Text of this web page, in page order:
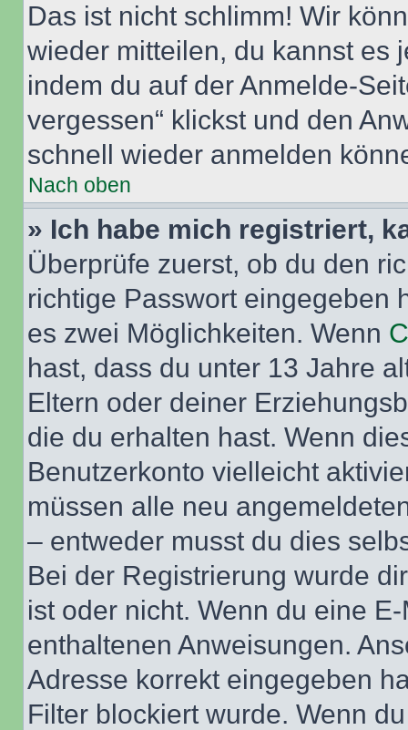
Das ist nicht schlimm! Wir
wieder mitteilen, du kannst es
indem du auf der Anmelde-
vergessen“ klickst und den
schnell wieder anmelden
Nach oben
» Ich habe mich registriert,
Überprüfe zuerst, ob du den
richtige Passwort eingegeben
es zwei Möglichkeiten. Wenn
hast, dass du unter 13 Jahre
Eltern oder deiner
die du erhalten hast. Wenn
Benutzerkonto vielleicht
müssen alle neu
– entweder musst du dies
Bei der Registrierung wurde
ist oder nicht. Wenn du eine
enthaltenen Anweisungen.
Adresse korrekt eingegeben
Filter blockiert wurde. Wenn